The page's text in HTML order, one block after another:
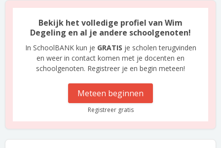
Bekijk het volledige profiel van Wim
Degeling en al je andere schoolgenoten!
In SchoolBANK kun je GRATIS je scholen terugvinden
en weer in contact komen met je docenten en
schoolgenoten. Registreer je en begin meteen!
Meteen beginnen
Registreer gratis